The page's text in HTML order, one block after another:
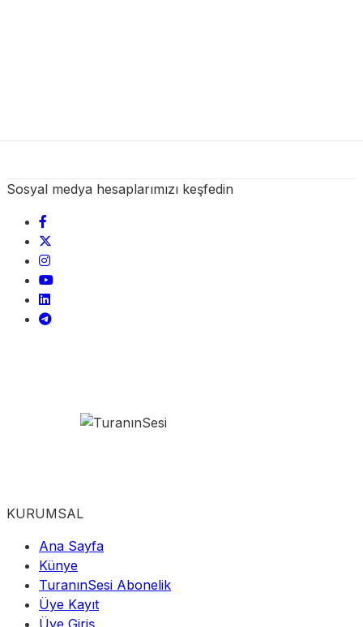
Sosyal medya hesaplarımızı keşfedin
KURUMSAL
Ana Sayfa
Künye
TuranınSesi Abonelik
Üye Kayıt